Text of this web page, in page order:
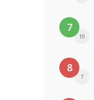
7
10
8
7